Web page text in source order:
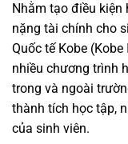
Nhằm tạo điều
nặng tài chính cho
Quốc tế Kobe
nhiều chương trình
trong và ngoài
thành tích học tập,
của sinh viên.